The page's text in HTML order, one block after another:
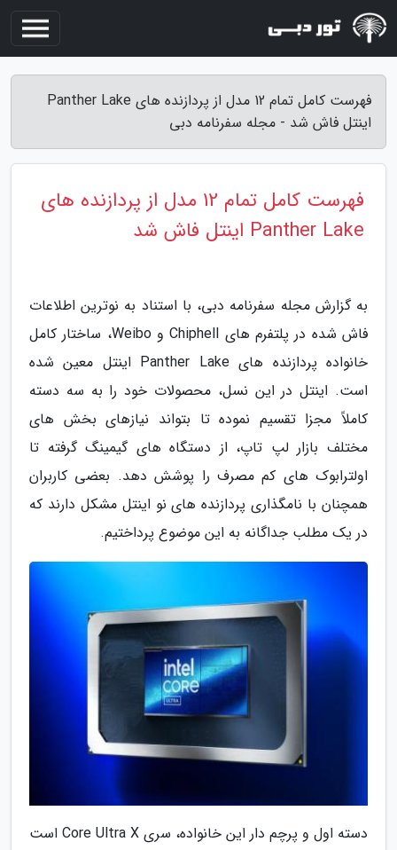
فهرست کامل تمام 12 مدل از پردازنده های Panther Lake
اینتل فاش شد - مجله سفرنامه دبی
فهرست کامل تمام 12 مدل از پردازنده های
Panther Lake اینتل فاش شد
به گزارش مجله سفرنامه دبی، با استناد به نوترین اطلاعات
فاش شده در پلتفرم های Chiphell و Weibo، ساختار کامل
خانواده پردازنده های Panther Lake اینتل معین شده
است. اینتل در این نسل، محصولات خود را به سه دسته
کاملاً مجزا تقسیم نموده تا بتواند نیازهای بخش های
مختلف بازار لپ تاپ، از دستگاه های گیمینگ گرفته تا
اولترابوک های کم مصرف را پوشش دهد. بعضی کاربران
همچنان با نامگذاری پردازنده های نو اینتل مشکل دارند که
در یک مطلب جداگانه به این موضوع پرداختیم.
دسته اول و پرچم دار این خانواده، سری Core Ultra X است